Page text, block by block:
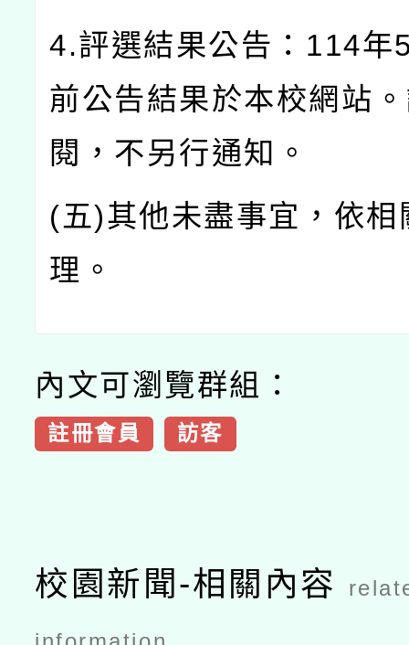
4.評選結果公告：114年
前公告結果於本校網站
閱，不另行通知。
(五)其他未盡事宜，依相
理。
內文可瀏覽群組：
註冊會員 訪客
校園新聞-相關內容